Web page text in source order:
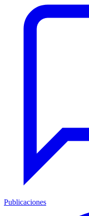
Publicaciones